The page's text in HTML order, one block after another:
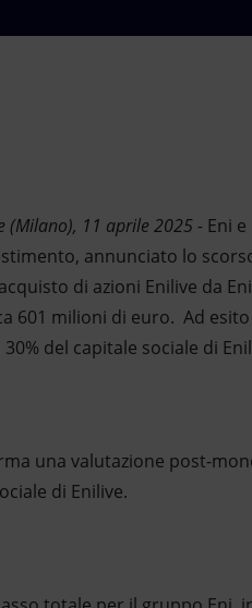
(Milano), 11 aprile 2025 - Eni
annunciato lo
di azioni Enilive da
601 milioni di euro. Ad
del capitale sociale di
una valutazione post-
di Enilive.